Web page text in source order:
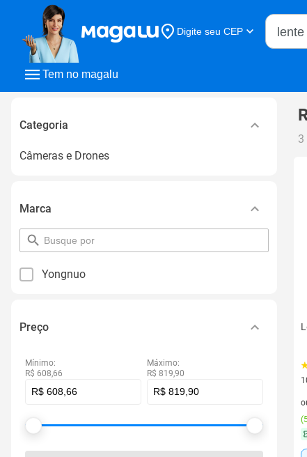
Tem no magalu
Digite seu CEP
Buscar
Categoria
Câmeras e Drones
Marca
pesquisar
por
Yongnuo
Preço
Mínimo:
R$ 608,66
Máximo:
R$ 819,90
3
(